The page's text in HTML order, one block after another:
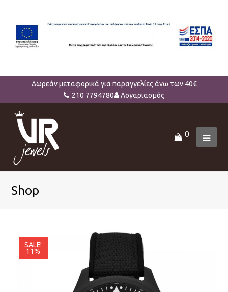
Δωρεάν μεταφορικά για παραγγελίες άνω των 40€
210 7794780
Λογαριασμός
0
Shop
SALE!
11%